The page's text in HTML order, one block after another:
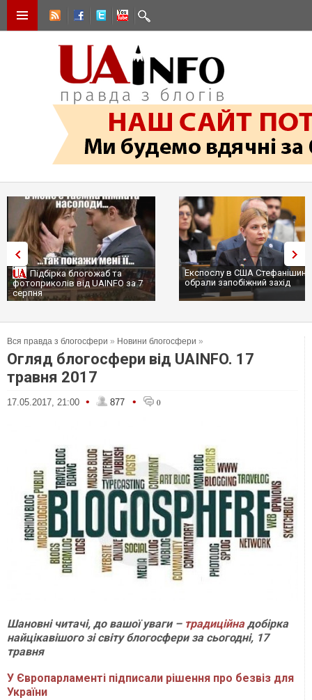
Експослу в США Стефанішиній
обрали запобіжний захід
Трамп не передасть Україні
сотні ракет до Patriot, бо у
Вся правда з блогосфери » Новини блогосфери »
Огляд блогосфери від UAINFO. 17
травня 2017
17.05.2017, 21:00 • 877 • 0
Шановні читачі, до вашої уваги – традиційнадобірка
найцікавішого зі світу блогосфери за сьогодні, 17
травня
У Європарламенті підписали рішення про безвіз для
України